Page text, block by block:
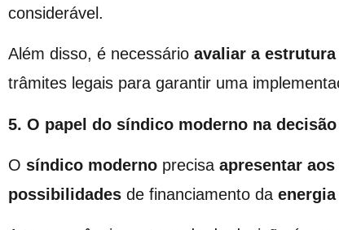
considerável.
Além disso, é necessário avaliar a
trâmites legais para garantir uma
5. O papel do síndico moderno na decisão
O síndico moderno precisa apresentar
possibilidades de financiamento da